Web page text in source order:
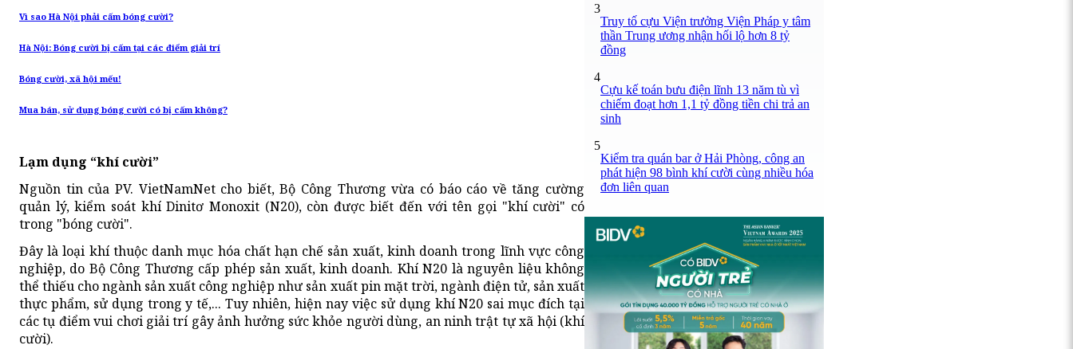
Vì sao Hà Nội phải cấm bóng cười?
Hà Nội: Bóng cười bị cấm tại các điểm giải trí
Bóng cười, xã hội mếu!
Mua bán, sử dụng bóng cười có bị cấm không?
Lạm dụng “khí cười”
Nguồn tin của PV. VietNamNet cho biết, Bộ Công Thương vừa có báo cáo về tăng cường
quản lý, kiểm soát khí Dinitơ Monoxit (N20), còn được biết đến với tên gọi "khí cười" có
trong "bóng cười".
Đây là loại khí thuộc danh mục hóa chất hạn chế sản xuất, kinh doanh trong lĩnh vực công
nghiệp, do Bộ Công Thương cấp phép sản xuất, kinh doanh. Khí N20 là nguyên liệu không
thể thiếu cho ngành sản xuất công nghiệp như sản xuất pin mặt trời, ngành điện tử, sản xuất
thực phẩm, sử dụng trong y tế,... Tuy nhiên, hiện nay việc sử dụng khí N20 sai mục đích tại
các tụ điểm vui chơi giải trí gây ảnh hưởng sức khỏe người dùng, an ninh trật tự xã hội (khí
cười).
3
Truy tố cựu Viện trưởng Viện Pháp y tâm
thần Trung ương nhận hối lộ hơn 8 tỷ
đồng
4
Cựu kế toán bưu điện lĩnh 13 năm tù vì
chiếm đoạt hơn 1,1 tỷ đồng tiền chi trả an
sinh
5
Kiểm tra quán bar ở Hải Phòng, công an
phát hiện 98 bình khí cười cùng nhiều hóa
đơn liên quan